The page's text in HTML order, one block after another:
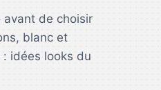
avant de choisir
blanc et
idées looks du